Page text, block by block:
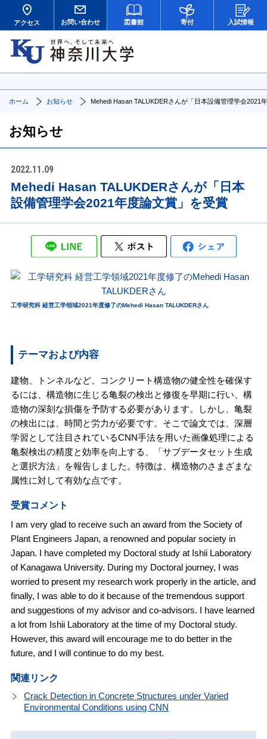
アクセス お問い合わせ 図書館 寄付 入試情報
ホーム お知らせ Mehedi Hasan TALUKDERさんが「日本設備管理学会2021
お知らせ
2022.11.09
Mehedi Hasan TALUKDERさんが「日本
設備管理学会2021年度論文賞」を受賞
工学研究科 経営工学領域2021年度修了のMehedi Hasan TALUKDERさん
テーマおよび内容
建物、トンネルなど、コンクリート構造物の健全性を確保す
るには、構造物に生じる亀裂の検出と修復を早期に行い、構
造物の深刻な損傷を予防する必要があります。しかし、亀裂
の検出には、時間と労力が必要です。そこで論文では、深層
学習として注目されているCNN手法を用いた画像処理による
亀裂検出の精度と効率を向上する、「サブデータセット生成
と選択方法」を報告しました。特徴は、構造物のさまざまな
属性に対して有効な点です。
受賞コメント
I am very glad to receive such an award from the Society of
Plant Engineers Japan, a renowned and popular society in
Japan. I have completed my Doctoral study at Ishii Laboratory
of Kanagawa University. During my Doctoral journey, I was
worried to present my research work properly in the article, and
finally, I was able to do it because of the tremendous support
and suggestions of my advisor and co-advisors. I have learned
a lot from Ishii Laboratory at the time of my Doctoral study.
However, this award will encourage me to do better in the
future, and I will continue to do my best.
関連リンク
Crack Detection in Concrete Structures under Varied
Environmental Conditions using CNN